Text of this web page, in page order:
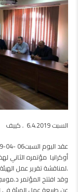
السبت 6.4.2019 . كييف
أوكرانيا مؤتمره الثاني
لمناقشة تقرير عمل الهيئة الادارية التأسيسية وانتخاب هيئة إدارية جديدة.
وقد افتتح المؤتمر